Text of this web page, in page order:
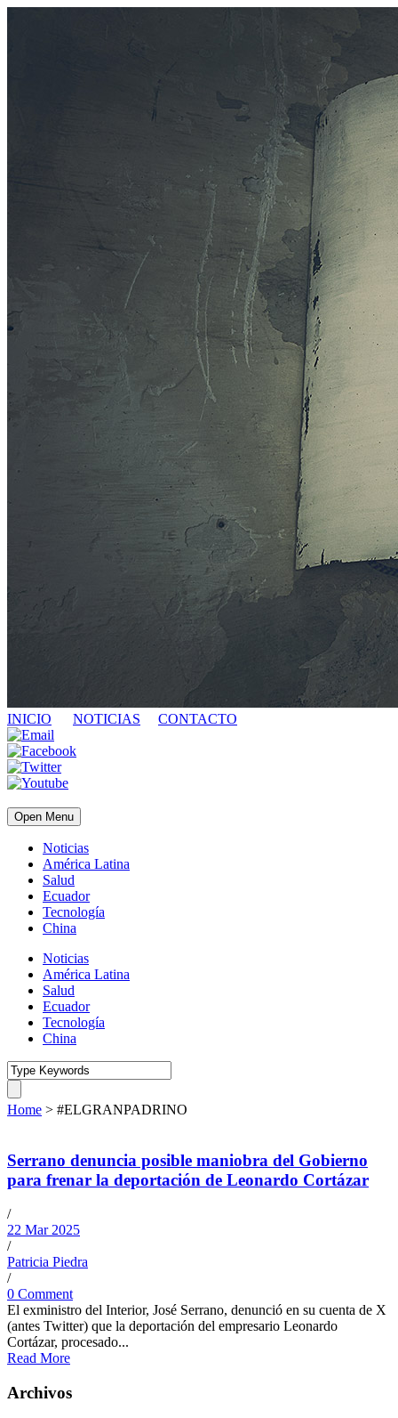
INICIO NOTICIAS CONTACTO
Open Menu
Noticias
América Latina
Salud
Ecuador
Tecnología
China
Noticias
América Latina
Salud
Ecuador
Tecnología
China
Home > #ELGRANPADRINO
Serrano denuncia posible maniobra del Gobierno
para frenar la deportación de Leonardo Cortázar
/
22 Mar 2025
/
Patricia Piedra
/
0 Comment
El exministro del Interior, José Serrano, denunció en su cuenta de X
(antes Twitter) que la deportación del empresario Leonardo
Cortázar, procesado...
Read More
Archivos